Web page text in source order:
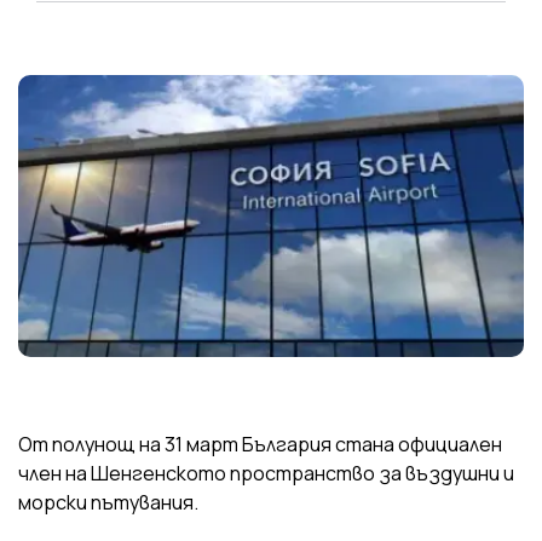
От полунощ на 31 март България стана официален
член на Шенгенското пространство за въздушни и
морски пътувания.